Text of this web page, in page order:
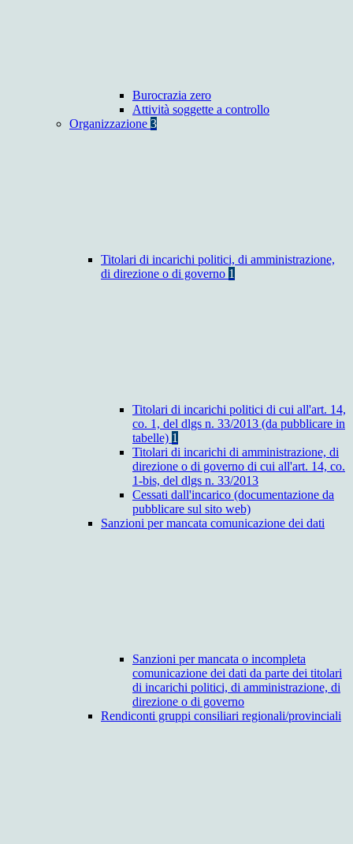
Burocrazia zero
Attività soggette a controllo
Organizzazione 3
Titolari di incarichi politici, di amministrazione,
di direzione o di governo 1
Titolari di incarichi politici di cui all'art. 14,
co. 1, del dlgs n. 33/2013 (da pubblicare in
tabelle) 1
Titolari di incarichi di amministrazione, di
direzione o di governo di cui all'art. 14, co.
1-bis, del dlgs n. 33/2013
Cessati dall'incarico (documentazione da
pubblicare sul sito web)
Sanzioni per mancata comunicazione dei dati
Sanzioni per mancata o incompleta
comunicazione dei dati da parte dei titolari
di incarichi politici, di amministrazione, di
direzione o di governo
Rendiconti gruppi consiliari regionali/provinciali